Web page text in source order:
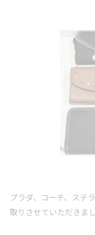
プラダ、コーチ、ステ
取りさせていただきま